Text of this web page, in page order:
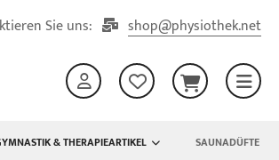
Sie uns: shop@physiothek.net
& THERAPIEARTIKEL
SAUNADÜFTE